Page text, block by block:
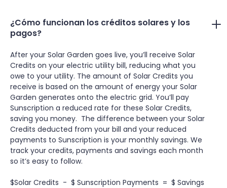
¿Cómo funcionan los créditos solares y los
pagos?
After your Solar Garden goes live, you’ll receive Solar
Credits on your electric utility bill, reducing what you
owe to your utility. The amount of Solar Credits you
receive is based on the amount of energy your Solar
Garden generates onto the electric grid. You’ll pay
Sunscription a reduced rate for these Solar Credits,
saving you money. The difference between your Solar
Credits deducted from your bill and your reduced
payments to Sunscription is your monthly savings. We
track your credits, payments and savings each month
so it’s easy to follow.
$Solar Credits - $ Sunscription Payments = $ Savings